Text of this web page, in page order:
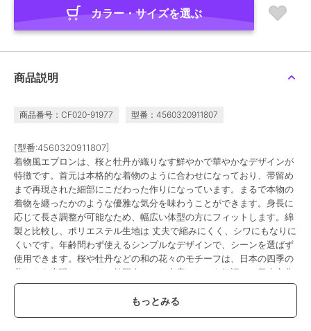
カラー・サイズを選ぶ
商品説明
商品番号：CF020-91977 型番：4560320911807
[型番:4560320911807]
着物風エプロンは、桜と牡丹が織りなす鮮やかで華やかなデザインが
特徴です。首元は本格的な着物のように合わせになっており、帯留め
まで再現された細部にこだわった作りになっています。まるで本物の
着物を纏ったかのような優雅な気分を味わうことができます。身長に
応じて長さ調整が可能なため、幅広い体型の方にフィットします。綿
製と比較し、ポリエステル生地は 丈夫で縮みにくく、シワにもなりに
くいです。年齢問わず使えるシンプルなデザインで、シーンを選ばず
使用できます。桜や牡丹などの和の花々のモチーフは、日本の四季の
美しさを表現しており、外国人へのお土産としても好評で、日本文化
の魅力を手軽に体験できる逸品です。日本の美しさと実用性を兼ね備
えた特別な体験をお楽しみください。